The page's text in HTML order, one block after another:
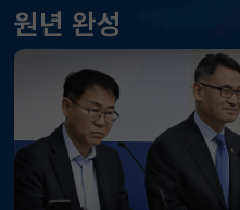
원년 완성
KOSPI
KOSDAQ
국고채(3년)